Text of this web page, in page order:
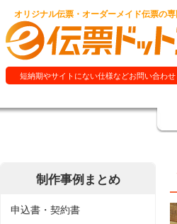
オリジナル伝票・オーダーメイド伝票の
短納期やサイトにない仕様などお問い合わせ
制作事例まとめ
申込書・契約書